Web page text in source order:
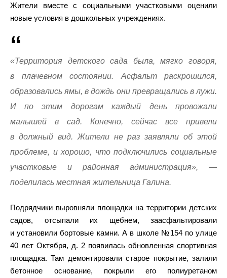
Жители вместе с социальными участковыми оценили
новые условия в дошкольных учреждениях.
«Территория детского сада была, мягко говоря,
в плачевном состоянии. Асфальт раскрошился,
образовались ямы, в дождь они превращались в лужи.
И по этим дорогам каждый день провожали
малышей в сад. Конечно, сейчас все привели
в должный вид. Жители не раз заявляли об этой
проблеме, и хорошо, что подключились социальные
участковые и районная администрация», —
поделилась местная жительница Галина.
Подрядчики выровняли площадки на территории детских
садов, отсыпали их щебнем, заасфальтировали
и установили бортовые камни. А в школе №154 по улице
40 лет Октября, д. 2 появилась обновленная спортивная
площадка. Там демонтировали старое покрытие, залили
бетонное основание, покрыли его полиуретаном